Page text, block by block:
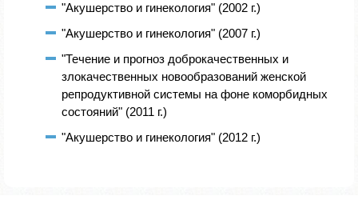
"Акушерство и гинекология" (2002 г.)
"Акушерство и гинекология" (2007 г.)
"Течение и прогноз доброкачественных и
злокачественных новообразований женской
репродуктивной системы на фоне коморбидных
состояний" (2011 г.)
"Акушерство и гинекология" (2012 г.)